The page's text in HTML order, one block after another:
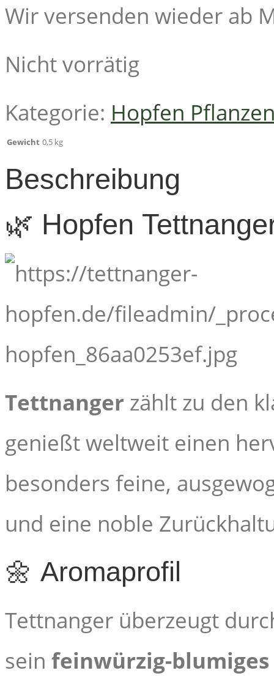
Wir versenden wieder ab
Nicht vorrätig
Kategorie: Hopfen
Gewicht 0,5 kg
Beschreibung
🌿 Hopfen
Tettnanger zählt zu den
genießt weltweit einen
besonders feine,
und eine noble
🌼 Aromaprofil
Tettnanger überzeugt
sein feinwürzig-